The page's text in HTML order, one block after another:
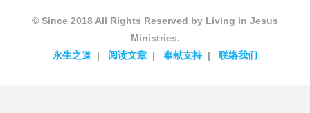
© Since 2018 All Rights Reserved by Living in Jesus
Ministries.
永生之道
阅读文章 奉献支持 联络我们